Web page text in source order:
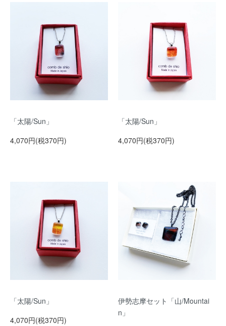
「太陽/Sun」
4,070円(税370円)
「太陽/Sun」
4,070円(税370円)
「太陽/Sun」
4,070円(税370円)
伊勢志摩セット「山/Mountai
n」